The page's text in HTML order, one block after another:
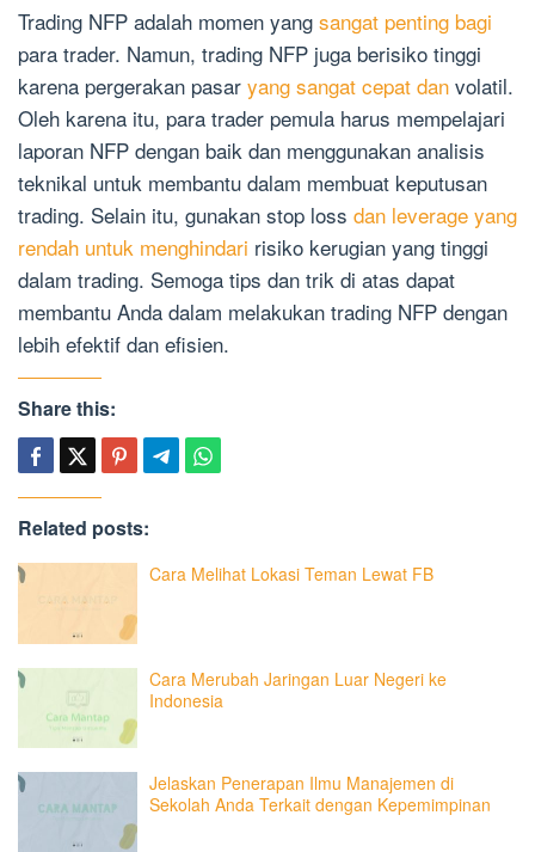
Trading NFP adalah momen yang sangat penting bagi
para trader. Namun, trading NFP juga berisiko tinggi
karena pergerakan pasar yang sangat cepat dan volatil.
Oleh karena itu, para trader pemula harus mempelajari
laporan NFP dengan baik dan menggunakan analisis
teknikal untuk membantu dalam membuat keputusan
trading. Selain itu, gunakan stop loss dan leverage yang
rendah untuk menghindari risiko kerugian yang tinggi
dalam trading. Semoga tips dan trik di atas dapat
membantu Anda dalam melakukan trading NFP dengan
lebih efektif dan efisien.
Share this:
Related posts:
Cara Melihat Lokasi Teman Lewat FB
Cara Merubah Jaringan Luar Negeri ke
Indonesia
Jelaskan Penerapan Ilmu Manajemen di
Sekolah Anda Terkait dengan Kepemimpinan